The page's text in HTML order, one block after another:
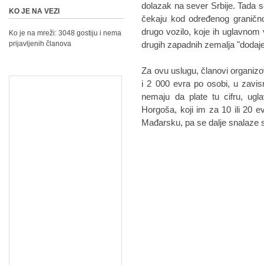
dolazak na sever Srbije. Tada
čekaju kod određenog
drugo vozilo, koje ih
drugih zapadnih zemalja
Za ovu uslugu, članovi
i 2 000 evra po osobi, u
nemaju da plate tu cifru,
Horgoša, koji im za 10 ili 20
Mađarsku, pa se dalje snalaze
KO JE NA VEZI
Ko je na mreži: 3048 gostiju i nema
prijavljenih članova